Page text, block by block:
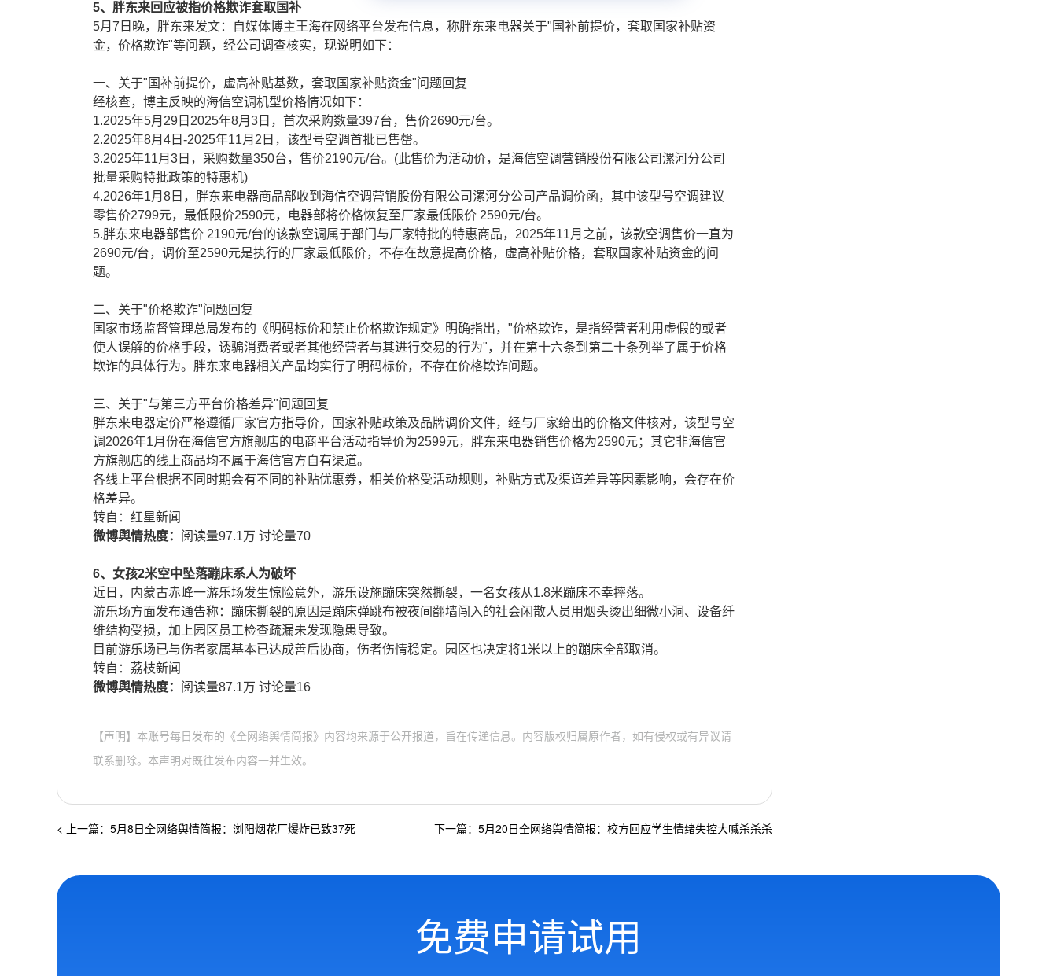
5、胖东来回应被指价格欺诈套取国补
5月7日晚，胖东来发文：自媒体博主王海在网络平台发布信息，称胖东来电器关于"国补前提价，套取国家补贴资
金，价格欺诈"等问题，经公司调查核实，现说明如下：
一、关于"国补前提价，虚高补贴基数，套取国家补贴资金"问题回复
经核查，博主反映的海信空调机型价格情况如下：
1.2025年5月29日2025年8月3日，首次采购数量397台，售价2690元/台。
2.2025年8月4日-2025年11月2日，该型号空调首批已售罄。
3.2025年11月3日，采购数量350台，售价2190元/台。(此售价为活动价，是海信空调营销股份有限公司漯河分公司
批量采购特批政策的特惠机)
4.2026年1月8日，胖东来电器商品部收到海信空调营销股份有限公司漯河分公司产品调价函，其中该型号空调建议
零售价2799元，最低限价2590元，电器部将价格恢复至厂家最低限价 2590元/台。
5.胖东来电器部售价 2190元/台的该款空调属于部门与厂家特批的特惠商品，2025年11月之前，该款空调售价一直为
2690元/台，调价至2590元是执行的厂家最低限价，不存在故意提高价格，虚高补贴价格，套取国家补贴资金的问
题。
二、关于"价格欺诈"问题回复
国家市场监督管理总局发布的《明码标价和禁止价格欺诈规定》明确指出，"价格欺诈，是指经营者利用虚假的或者
使人误解的价格手段，诱骗消费者或者其他经营者与其进行交易的行为"，并在第十六条到第二十条列举了属于价格
欺诈的具体行为。胖东来电器相关产品均实行了明码标价，不存在价格欺诈问题。
三、关于"与第三方平台价格差异"问题回复
胖东来电器定价严格遵循厂家官方指导价，国家补贴政策及品牌调价文件，经与厂家给出的价格文件核对，该型号空
调2026年1月份在海信官方旗舰店的电商平台活动指导价为2599元，胖东来电器销售价格为2590元；其它非海信官
方旗舰店的线上商品均不属于海信官方自有渠道。
各线上平台根据不同时期会有不同的补贴优惠券，相关价格受活动规则，补贴方式及渠道差异等因素影响，会存在价
格差异。
​​转自：红星新闻
微博舆情热度： 阅读量97.1万 讨论量70
​6、女孩2米空中坠落蹦床系人为破坏
近日，内蒙古赤峰一游乐场发生惊险意外，游乐设施蹦床突然撕裂，一名女孩从1.8米蹦床不幸摔落。
游乐场方面发布通告称：蹦床撕裂的原因是蹦床弹跳布被夜间翻墙闯入的社会闲散人员用烟头烫出细微小洞、设备纤
维结构受损，加上园区员工检查疏漏未发现隐患导致。
目前游乐场已与伤者家属基本已达成善后协商，伤者伤情稳定。园区也决定将1米以上的蹦床全部取消。
​​转自：荔枝新闻
微博舆情热度： 阅读量87.1万 讨论量16
【声明】本账号每日发布的《全网络舆情简报》内容均来源于公开报道，旨在传递信息。内容版权归属原作者，如有侵权或有异议请
联系删除。本声明对既往发布内容一并生效。
< 上一篇：5月8日全网络舆情简报：浏阳烟花厂爆炸已致37死 下一篇：5月20日全网络舆情简报：校方回应学生情绪失控大喊杀杀杀
免费申请试用